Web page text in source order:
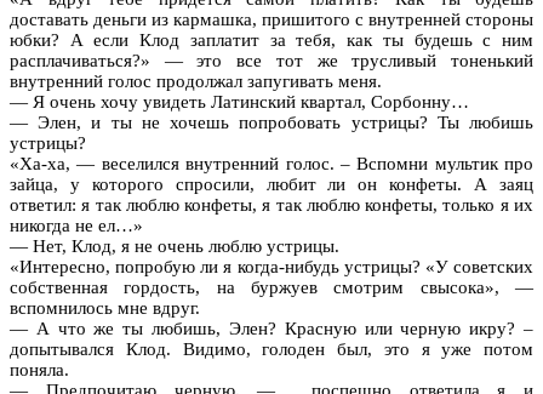
доставать деньги из кармашка, пришитого с внутренней стороны
юбки? А если Клод заплатит за тебя, как ты будешь с ним
расплачиваться?» — это все тот же трусливый тоненький
внутренний голос продолжал запугивать меня.
— Я очень хочу увидеть Латинский квартал, Сорбонну…
— Элен, и ты не хочешь попробовать устрицы? Ты любишь
устрицы?
«Ха-ха, — веселился внутренний голос. – Вспомни мультик про
зайца, у которого спросили, любит ли он конфеты. А заяц
ответил: я так люблю конфеты, я так люблю конфеты, только я их
никогда не ел…»
— Нет, Клод, я не очень люблю устрицы.
«Интересно, попробую ли я когда-нибудь устрицы? «У советских
собственная гордость, на буржуев смотрим свысока», —
вспомнилось мне вдруг.
— А что же ты любишь, Элен? Красную или черную икру? –
допытывался Клод. Видимо, голоден был, это я уже потом
поняла.